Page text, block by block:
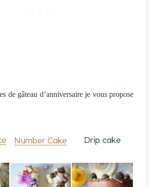
de gâteau d’anniversaire je vous propose
Number Cake Drip cake